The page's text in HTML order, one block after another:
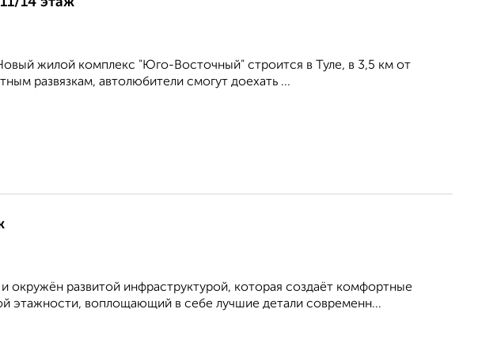
жилой комплекс "Юго-Восточный" строится в Туле, в 3,5 км от
развязкам, автолюбители смогут доехать ...
окружён развитой инфраструктурой, которая создаёт комфортные
этажности, воплощающий в себе лучшие детали современн...